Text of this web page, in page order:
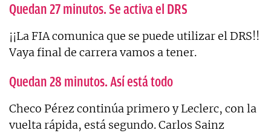
Quedan 27 minutos. Se activa el DRS
¡¡La FIA comunica que se puede utilizar el DRS!!
Vaya final de carrera vamos a tener.
Quedan 28 minutos. Así está todo
Checo Pérez continúa primero y Leclerc, con la
vuelta rápida, está segundo. Carlos Sainz